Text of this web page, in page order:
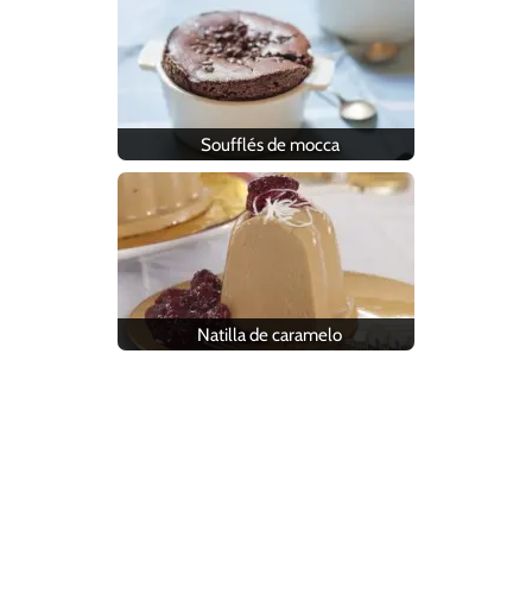
Soufflés de mocca
Natilla de caramelo